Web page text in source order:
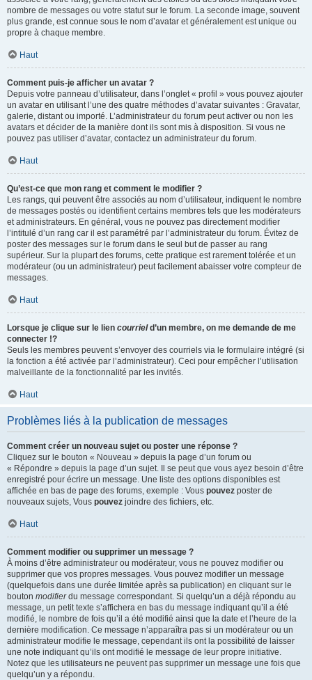
nombre de messages ou votre statut sur le forum. La seconde image, souvent
plus grande, est connue sous le nom d’avatar et généralement est unique ou
propre à chaque membre.
Haut
Comment puis-je afficher un avatar ?
Depuis votre panneau d’utilisateur, dans l’onglet « profil » vous pouvez ajouter
un avatar en utilisant l’une des quatre méthodes d’avatar suivantes : Gravatar,
galerie, distant ou importé. L’administrateur du forum peut activer ou non les
avatars et décider de la manière dont ils sont mis à disposition. Si vous ne
pouvez pas utiliser d’avatar, contactez un administrateur du forum.
Haut
Qu’est-ce que mon rang et comment le modifier ?
Les rangs, qui peuvent être associés au nom d’utilisateur, indiquent le nombre
de messages postés ou identifient certains membres tels que les modérateurs
et administrateurs. En général, vous ne pouvez pas directement modifier
l’intitulé d’un rang car il est paramétré par l’administrateur du forum. Évitez de
poster des messages sur le forum dans le seul but de passer au rang
supérieur. Sur la plupart des forums, cette pratique est rarement tolérée et un
modérateur (ou un administrateur) peut facilement abaisser votre compteur de
messages.
Haut
Lorsque je clique sur le lien courrield’un membre, on me demande de me
connecter !?
Seuls les membres peuvent s’envoyer des courriels via le formulaire intégré (si
la fonction a été activée par l’administrateur). Ceci pour empêcher l’utilisation
malveillante de la fonctionnalité par les invités.
Haut
Problèmes liés à la publication de messages
Comment créer un nouveau sujet ou poster une réponse ?
Cliquez sur le bouton « Nouveau » depuis la page d’un forum ou
« Répondre » depuis la page d’un sujet. Il se peut que vous ayez besoin d’être
enregistré pour écrire un message. Une liste des options disponibles est
affichée en bas de page des forums, exemple : Vous pouvez poster de
nouveaux sujets, Vous pouvez joindre des fichiers, etc.
Haut
Comment modifier ou supprimer un message ?
À moins d’être administrateur ou modérateur, vous ne pouvez modifier ou
supprimer que vos propres messages. Vous pouvez modifier un message
(quelquefois dans une durée limitée après sa publication) en cliquant sur le
bouton modifierdu message correspondant. Si quelqu’un a déjà répondu au
message, un petit texte s’affichera en bas du message indiquant qu’il a été
modifié, le nombre de fois qu’il a été modifié ainsi que la date et l’heure de la
dernière modification. Ce message n’apparaîtra pas si un modérateur ou un
administrateur modifie le message, cependant ils ont la possibilité de laisser
une note indiquant qu’ils ont modifié le message de leur propre initiative.
Notez que les utilisateurs ne peuvent pas supprimer un message une fois que
quelqu’un y a répondu.